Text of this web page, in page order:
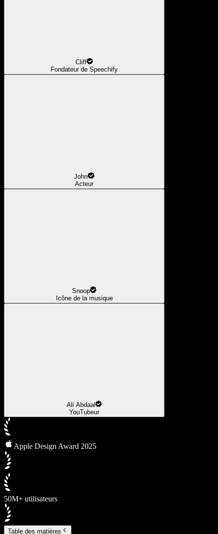
Cliff
Fondateur de Speechify
John
Acteur
Snoop
Icône de la musique
Ali Abdaal
YouTubeur
Apple Design Award 2025
50M+ utilisateurs
Table des matières